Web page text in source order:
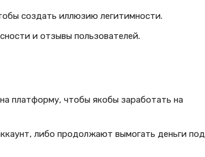
создать иллюзию легитимности.
и отзывы пользователей.
платформу, чтобы якобы заработать на
либо продолжают вымогать деньги под